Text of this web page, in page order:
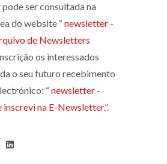
ser consultada na
do website “newsletter -
de Newsletters
os interessados
o seu futuro recebimento
“newsletter -
inscrevi na E-Newsletter.”.